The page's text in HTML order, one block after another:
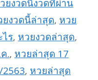
ยงวดนี้งวดที่ผ่าน
ยงวดนี้ล่าสุด, หวย
ร, หวยงวดล่าสุด,
., หวยล่าสุด 17
, หวยล่าสุด